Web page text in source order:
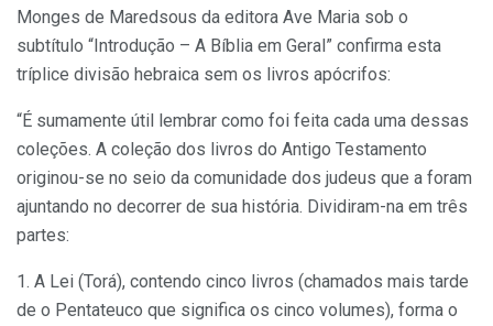
Monges de Maredsous da editora Ave Maria sob o
subtítulo “Introdução – A Bíblia em Geral” confirma esta
tríplice divisão hebraica sem os livros apócrifos:
“É sumamente útil lembrar como foi feita cada uma dessas
coleções. A coleção dos livros do Antigo Testamento
originou-se no seio da comunidade dos judeus que a foram
ajuntando no decorrer de sua história. Dividiram-na em três
partes:
1. A Lei (Torá), contendo cinco livros (chamados mais tarde
de o Pentateuco que significa os cinco volumes), forma o